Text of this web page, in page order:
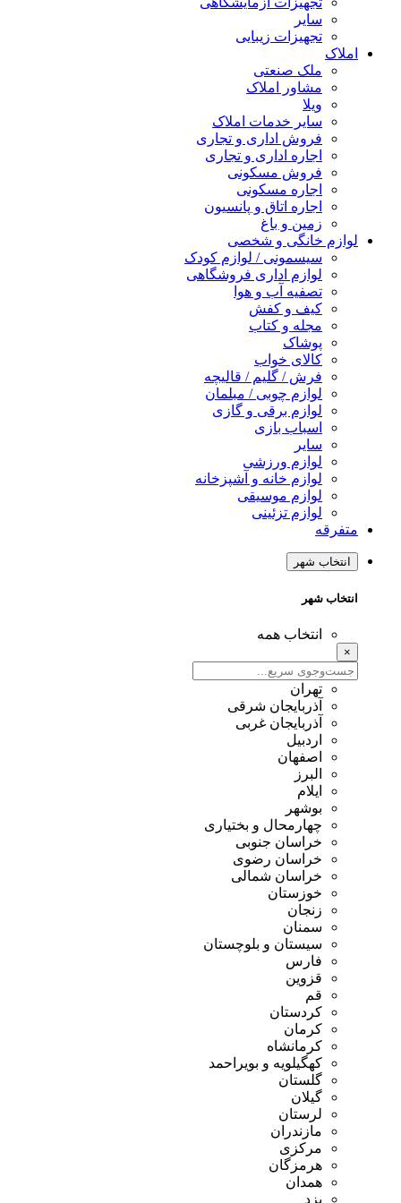
سایر
تجهیزات زیبایی
املاک
ملک صنعتی
مشاور املاک
ویلا
سایر خدمات املاک
فروش اداری و تجاری
اجاره اداری و تجاری
فروش مسکونی
اجاره مسکونی
اجاره اتاق و پانسیون
زمین و باغ
لوازم خانگی و شخصی
سیسمونی / لوازم کودک
لوازم اداری فروشگاهی
تصفیه آب و هوا
کیف و کفش
مجله و کتاب
پوشاک
کالای خواب
فرش / گلیم / قالیچه
لوازم چوبی / مبلمان
لوازم برقی و گازی
اسباب بازی
سایر
لوازم ورزشی
لوازم خانه و آشپزخانه
لوازم موسیقی
لوازم تزئینی
متفرقه
انتخاب شهر
انتخاب شهر
انتخاب همه
تهران
آذربایجان شرقی
آذربایجان غربی
اردبیل
اصفهان
البرز
ایلام
بوشهر
چهارمحال و بختیاری
خراسان جنوبی
خراسان رضوی
خراسان شمالی
خوزستان
زنجان
سمنان
سیستان و بلوچستان
فارس
قزوین
قم
کردستان
کرمان
کرمانشاه
کهگیلویه و بویراحمد
گلستان
گیلان
لرستان
مازندران
مرکزی
هرمزگان
همدان
یزد